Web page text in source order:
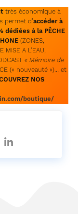
très économique à
permet d’accéder à
à la PÊCHE
(ZONES,
MISE A L’EAU,
« Mémoire de
(« nouveauté »)… et
NOS
boutique/
Partager
sur